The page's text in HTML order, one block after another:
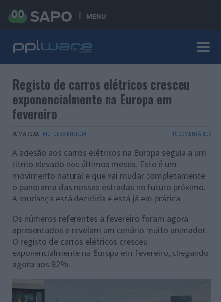
MENU
Registo de carros elétricos cresceu
exponencialmente na Europa em
fevereiro
30 MAR 2020 · MOTORES/ENERGIA 10 COMENTÁRIOS
A adesão aos carros elétricos na Europa seguia a um
ritmo elevado nos últimos meses. Este é um
movimento natural e que vai mudar completamente
o panorama das nossas estradas no futuro próximo.
A mudança está decidida e está já em prática.
Os números referentes a fevereiro foram agora
apresentados e revelam um cenário muito animador.
O registo de carros elétricos cresceu
exponencialmente na Europa em fevereiro, chegando
agora aos 92%.